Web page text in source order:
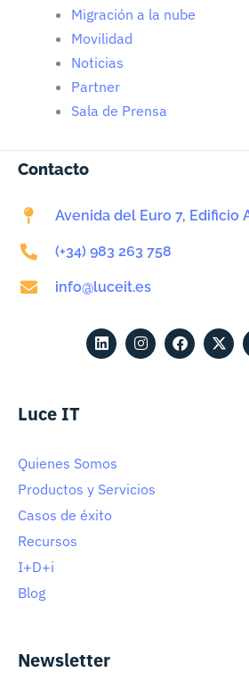
Migración a la nube
Movilidad
Noticias
Partner
Sala de Prensa
Contacto
Avenida del Euro 7, Edificio
(+34) 983 263 758
info@luceit.es
Luce IT
Quienes Somos
Productos y Servicios
Casos de éxito
Recursos
I+D+i
Blog
Newsletter